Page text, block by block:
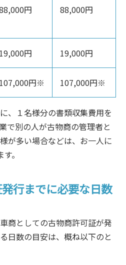
円 88,000円
19,000円 19,000円
107,000円※ 107,000円※
、１名様分の書類収集費用を
で別の人が古物商の管理者と
が多い場合などは、お一人に
。
行までに必要な日数
商としての古物商許可証が発
日数の目安は、概ね以下のと